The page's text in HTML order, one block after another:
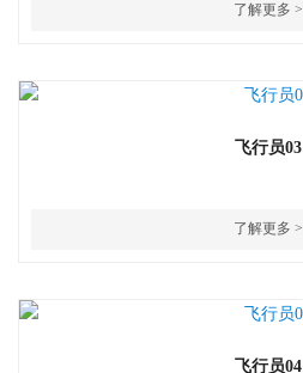
了解更多 >
飞行员03
了解更多 >
飞行员04